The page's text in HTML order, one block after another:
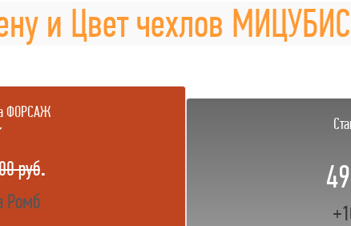
и Цвет чехлов
ФОРСАЖ
руб.
Ромб